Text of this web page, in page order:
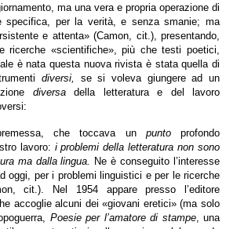
ma una vera e propria operazione di
specifica, per la verità, e senza smanie; ma
e attenta» (Camon, cit.), presentando,
ricerche «scientifiche», più che testi poetici,
è nata questa nuova rivista è stata quella di
diversi,
se si voleva giungere ad un
diversadella letteratura e del lavoro
che toccava un puntoprofondo
lavoro: i problemi della letteratura non sono
ma dalla lingua.
Ne è conseguito l’interesse
oggi, per i problemi linguistici e per le ricerche
cit.). Nel 1954 appare presso l’editore
accoglie alcuni dei «giovani eretici» (ma solo
Poesie per l’amatore di stampe, una